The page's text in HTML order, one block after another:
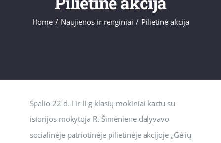
Home / Naujienos ir renginiai / Pilietinė akcija
Spalio 22 d. I ir II g klasių mokiniai kartu su
istorijos mokytoja R. Šimėniene dalyvavo
socialinėje patriotinėje pilietinėje akcijoje „Gėlių